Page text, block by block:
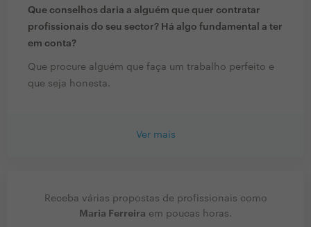
Que conselhos daria a alguém que quer contratar
profissionais do seu sector? Há algo fundamental a ter
em conta?
Que procure alguém que faça um trabalho perfeito e
que seja honesta.
Ver mais
Receba várias propostas de profissionais como
Maria Ferreira em poucas horas.